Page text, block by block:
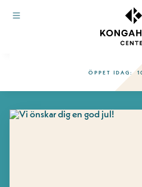
ÖPPET IDAG: